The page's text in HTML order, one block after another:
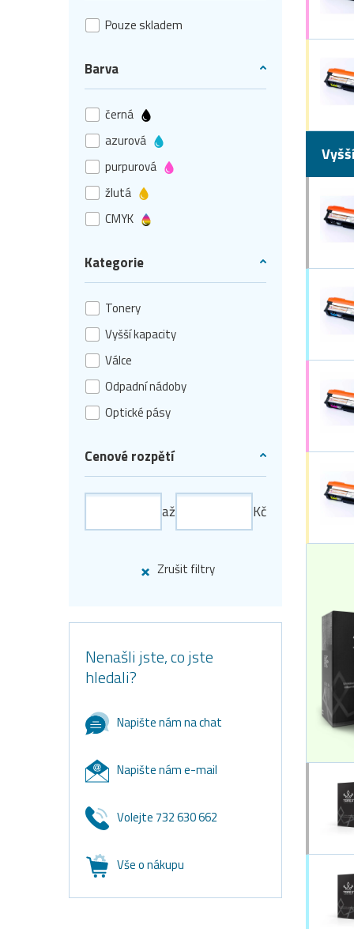
Pouze skladem
Barva
černá
azurová
purpurová
žlutá
CMYK
Kategorie
Tonery
Vyšší kapacity
Válce
Odpadní nádoby
Optické pásy
Cenové rozpětí
až Kč
Zrušit filtry
Nenašli jste, co jste
hledali?
Napište nám na chat
Napište nám e-mail
Volejte 732 630 662
Vše o nákupu